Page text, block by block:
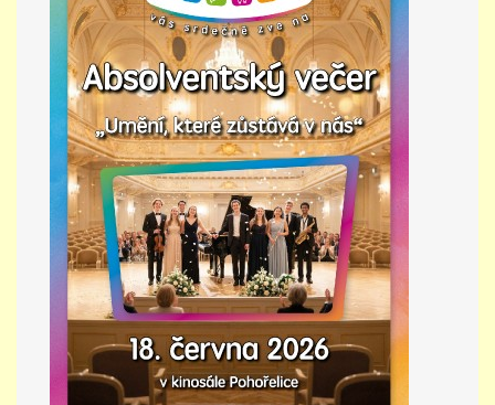
MISS VÝTVARNÝ MODEL
ZAMĚSTNÁNÍ
DOTACE
GDPR
ZUŠ Pohořelice
Školní 462